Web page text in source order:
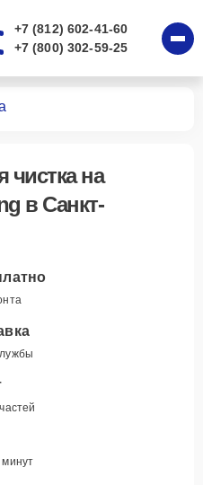
+7 (812) 602-41-60
+7 (800) 302-59-25
чисткана
в Санкт-